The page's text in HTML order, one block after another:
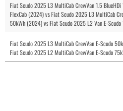
Fiat Scudo 2025 L3 MultiCab CrewVan 1.5
FlexCab (2024) vs Fiat Scudo 2025 L3 MultiCab
50kWh (2024) vs Fiat Scudo 2025 L2 Van E-
Fiat Scudo 2025 L3 MultiCab CrewVan E-Scudo
Fiat Scudo 2025 L2 MultiCab CrewVan E-Scudo